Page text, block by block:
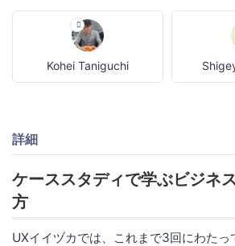
Kohei Taniguchi
詳細
ケーススタディで学ぶビジネ
方
UXイイヅカでは、これまで3回にわたっ